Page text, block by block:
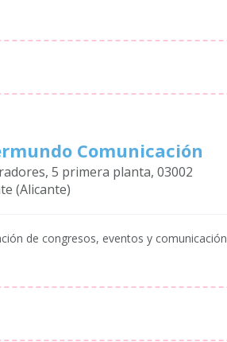
Comunicación
5 primera planta, 03002
(Alicante)
de congresos, eventos y